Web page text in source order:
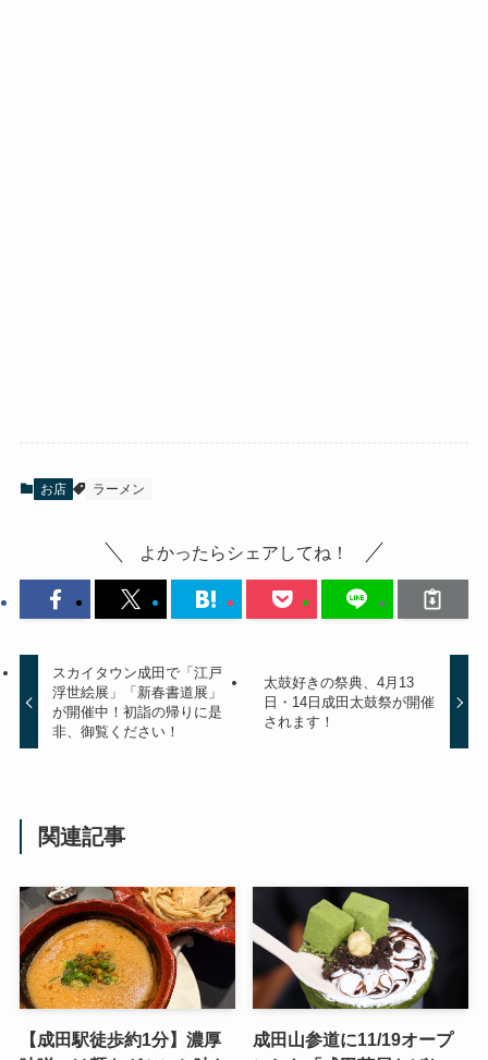
お店 ラーメン
よかったらシェアしてね！
スカイタウン成田で「江戸
浮世絵展」「新春書道展」
が開催中！初詣の帰りに是
非、御覧ください！
太鼓好きの祭典、4月13
日・14日成田太鼓祭が開催
されます！
関連記事
【成田駅徒歩約1分】濃厚
成田山参道に11/19オープ